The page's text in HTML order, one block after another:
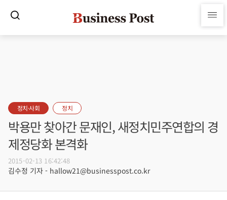
정치·사회 정치
박용만 찾아간 문재인, 새정치민주연합의 경
제정당화 본격화
2015-02-13 16:42:48
김수정 기자 - hallow21@businesspost.co.kr